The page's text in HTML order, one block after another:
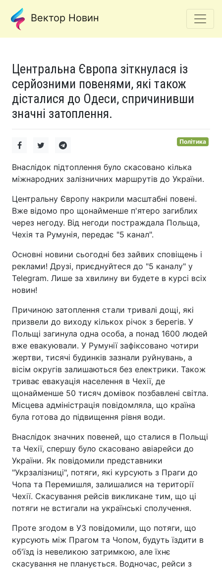
Вектор Новин
Центральна Європа зіткнулася із
серйозними повенями, які також
дісталися до Одеси, спричинивши
значні затоплення.
Політика
Внаслідок підтоплення було скасовано кілька
міжнародних залізничних маршрутів до України.
Центральну Європу накрили масштабні повені.
Вже відомо про щонайменше п'ятеро загиблих
через негоду. Від негоди постраждала Польща,
Чехія та Румунія, передає "5 канал".
Основні новини сьогодні без зайвих сповіщень і
реклами! Друзі, приєднуйтеся до "5 каналу" у
Telegram. Лише за хвилину ви будете в курсі всіх
новин!
Причиною затоплення стали тривалі дощі, які
призвели до виходу кількох річок з берегів. У
Польщі загинула одна особа, а понад 1600 людей
вже евакуювали. У Румунії зафіксовано чотири
жертви, тисячі будинків зазнали руйнувань, а
вісім округів залишаються без електрики. Також
триває евакуація населення в Чехії, де
щонайменше 50 тисяч домівок позбавлені світла.
Місцева адміністрація повідомляла, що країна
була готова до підвищення рівня води.
Внаслідок значних повеней, що сталися в Польщі
та Чехії, спершу було скасовано авіарейси до
України. Як повідомили представники
"Укрзалізниці", потяги, які курсують з Праги до
Чопа та Перемишля, залишалися на території
Чехії. Скасування рейсів викликане тим, що ці
потяги не встигали на українські сполучення.
Проте згодом в УЗ повідомили, що потяги, що
курсують між Прагом та Чопом, будуть їздити в
об'їзд із невеликою затримкою, але їхнє
скасування не планується. Водночас, рейси з